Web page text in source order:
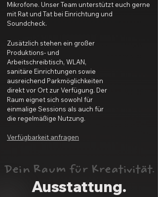
Mikrofone. Unser Team unterstützt euch gerne
mit Rat und Tat bei Einrichtung und
Soundcheck.
Zusätzlich stehen ein großer
Produktions- und
Arbeitschreibtisch, WLAN,
sanitäre Einrichtungen sowie
ausreichend Parkmöglichkeiten
direkt vor Ort zur Verfügung. Der
Raum eignet sich sowohl für
einmalige Sessions als auch für
die regelmäßige Nutzung.
Verfügbarkeit anfragen
Dein Raum für Kreativität.
Ausstattung.